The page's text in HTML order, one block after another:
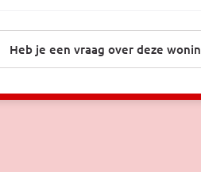
Heb je een vraag over deze